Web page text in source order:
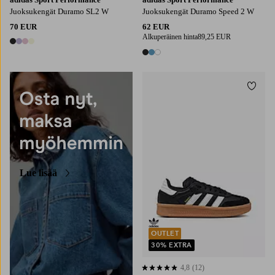
Juoksukengät Duramo SL2 W
70 EUR
4 värejä
Juoksukengät Duramo Speed 2 W
62 EUR
Alkuperäinen hinta89,25 EUR
3 värejä
Lue lisää
4,8 perustuen 12 arvosanaan
4,8 (12)
OUTLET
30% EXTRA